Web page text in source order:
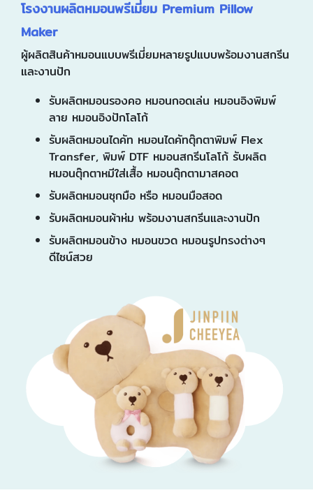
โรงงานผลิตหมอนพรีเมี่ยม Premium Pillow
Maker
ผู้ผลิตสินค้าหมอนแบบพรีเมี่ยมหลายรูปแบบพร้อมงานสกรีน
และงานปัก
รับผลิตหมอนรองคอ หมอนกอดเล่น หมอนอิงพิมพ์
ลาย หมอนอิงปักโลโก้
รับผลิตหมอนไดคัท หมอนไดคัทตุ๊กตาพิมพ์ Flex
Transfer, พิมพ์ DTF หมอนสกรีนโลโก้ รับผลิต
หมอนตุ๊กตาหมีใส่เสื้อ หมอนตุ๊กตามาสคอต
รับผลิตหมอนซุกมือ หรือ หมอนมือสอด
รับผลิตหมอนผ้าห่ม พร้อมงานสกรีนและงานปัก
รับผลิตหมอนข้าง หมอนขวด หมอนรูปทรงต่างๆ
ดีไซน์สวย